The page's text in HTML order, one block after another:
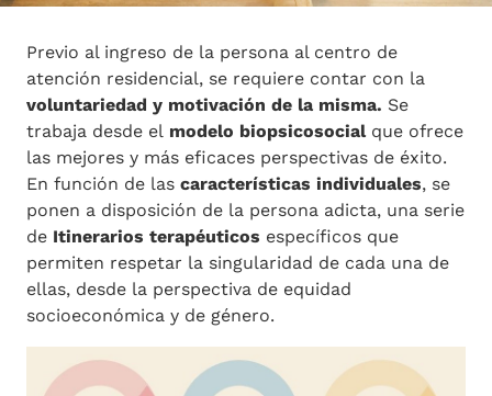
Previo al ingreso de la persona al centro de
atención residencial, se requiere contar con la
voluntariedad y motivación de la misma. Se
trabaja desde el modelo biopsicosocialque ofrece
las mejores y más eficaces perspectivas de éxito.
En función de las características individuales, se
ponen a disposición de la persona adicta, una serie
de Itinerarios terapéuticos específicos que
permiten respetar la singularidad de cada una de
ellas, desde la perspectiva de equidad
socioeconómica y de género.